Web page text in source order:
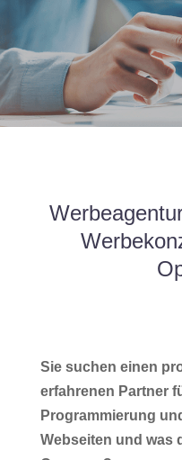
Sie suchen einen
erfahrenen Partner
Programmierung
Webseiten und was